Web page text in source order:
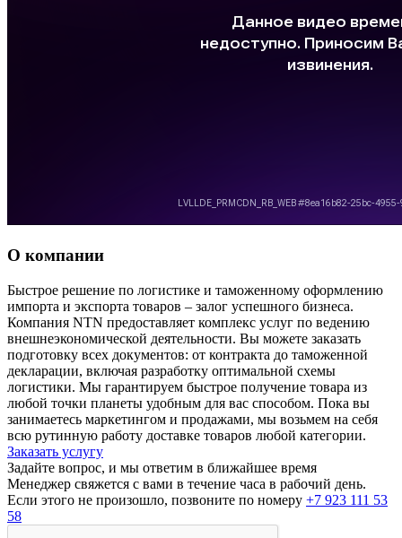
О компании
Быстрое решение по логистике и таможенному оформлению
импорта и экспорта товаров – залог успешного бизнеса.
Компания NTN предоставляет комплекс услуг по ведению
внешнеэкономической деятельности. Вы можете заказать
подготовку всех документов: от контракта до таможенной
декларации, включая разработку оптимальной схемы
логистики. Мы гарантируем быстрое получение товара из
любой точки планеты удобным для вас способом. Пока вы
занимаетесь маркетингом и продажами, мы возьмем на себя
всю рутинную работу доставке товаров любой категории.
Заказать услугу
Задайте вопрос, и мы ответим в ближайшее время
Менеджер свяжется с вами в течение часа в рабочий день.
Если этого не произошло, позвоните по номеру +7 923 111 53
58